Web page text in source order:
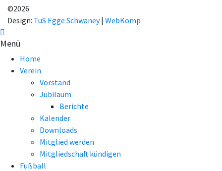
©2026
Design: TuS Egge Schwaney| WebKomp
Menü
Home
Verein
Vorstand
Jubiläum
Berichte
Kalender
Downloads
Mitglied werden
Mitgliedschaft kündigen
Fußball